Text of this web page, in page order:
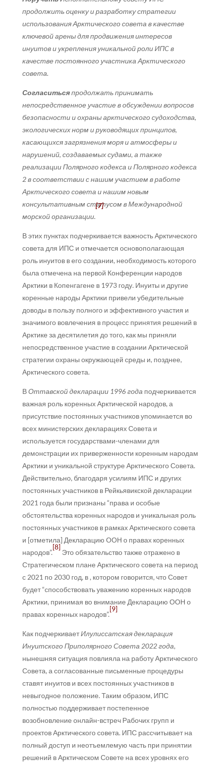
продолжить оценку и разработку стратегии
использования Арктического совета в качестве
ключевой арены для продвижения интересов
инуитов и укрепления уникальной роли ИПC в
качестве постоянного участника Арктического
совета.
Согласитьсяпродолжать принимать
непосредственное участие в обсуждении вопросов
безопасности и охраны арктического судоходства,
экологических норм и руководящих принципов,
касающихся загрязнения моря и атмосферы и
нарушений, создаваемых судами, а также
реализации Полярного кодекса и Полярного кодекса
2 в соответствии с нашим участием в работе
Арктического совета и нашим новым
консультативным статусом в Международной
морской организации.
[7]
В этих пунктах подчеркивается важность Арктического
совета для ИПС и отмечается основополагающая
роль инуитов в его создании, необходимость которого
была отмечена на первой Конференции народов
Арктики в Копенгагене в 1973 году. Инуиты и другие
коренные народы Арктики привели убедительные
доводы в пользу полного и эффективного участия и
значимого вовлечения в процесс принятия решений в
Арктике за десятилетия до того, как мы приняли
непосредственное участие в создании Арктической
стратегии охраны окружающей среды и, позднее,
Арктического совета.
ВОттавской декларации 1996 годаподчеркивается
важная роль коренных Арктической народов, а
присутствие постоянных участников упоминается во
всех министерских декларациях Совета и
используется государствами-членами для
демонстрации их приверженности коренным народам
Арктики и уникальной структуре Арктического Совета.
Действительно, благодаря усилиям ИПС и других
постоянных участников в Рейкьявикской декларации
2021 года были признаны “права и особые
обстоятельства коренных народов и уникальная роль
постоянных участников в рамках Арктического совета
и [отметила] Декларацию ООН о правах коренных
народов”.
[8]
Это обязательство также отражено в
Стратегическом плане Арктического совета на период
с 2021 по 2030 год, в , котором говорится, что Совет
будет “способствовать уважению коренных народов
Арктики, принимая во внимание Декларацию ООН о
правах коренных народов”.
[9]
Как подчеркиваетИлулиссатская декларация
Инуитского Приполярного Совета 2022 года,
нынешняя ситуация повлияла на работу Арктического
Совета, а согласованные письменные процедуры
ставят инуитов и всех постоянных участников в
невыгодное положение. Таким образом, ИПС
полностью поддерживает постепенное
возобновление онлайн-встреч Рабочих групп и
проектов Арктического совета. ИПС рассчитывает на
полный доступ и неотъемлемую часть при принятии
решений в Арктическом Совете на всех уровнях его